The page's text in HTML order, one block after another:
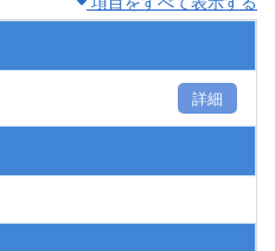
詳細